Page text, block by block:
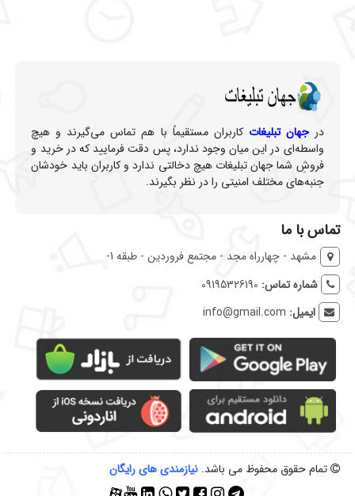
درجهان تبلیغات کاربران مستقیماً با هم تماس می‌گیرند و هیچ
واسطه‌ای در این میان وجود ندارد، پس دقت فرمایید که در خرید و
فروشِ شما جهان تبلیغات هیچ دخالتی ندارد و کاربران باید خودشان
جنبه‌های مختلف امنیتی را در نظر بگیرند.
تماس با ما
مشهد - چهارراه مجد - مجتمع فروردین - طبقه 1-
شماره تماس: 09195326190
ایمیل: info@gmail.com
تمام حقوق محفوظ می باشد.نیازمندی‌ های رایگان